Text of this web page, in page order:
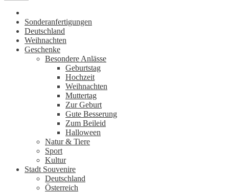
Sonderanfertigungen
Deutschland
Weihnachten
Geschenke
Besondere Anlässe
Geburtstag
Hochzeit
Weihnachten
Muttertag
Zur Geburt
Gute Besserung
Zum Beileid
Halloween
Natur & Tiere
Sport
Kultur
Stadt Souvenire
Deutschland
Österreich